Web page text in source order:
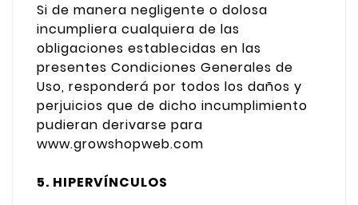
Si de manera negligente o dolosa
incumpliera cualquiera de las
obligaciones establecidas en las
presentes Condiciones Generales de
Uso, responderá por todos los daños y
perjuicios que de dicho incumplimiento
pudieran derivarse para
www.growshopweb.com
5. HIPERVÍNCULOS